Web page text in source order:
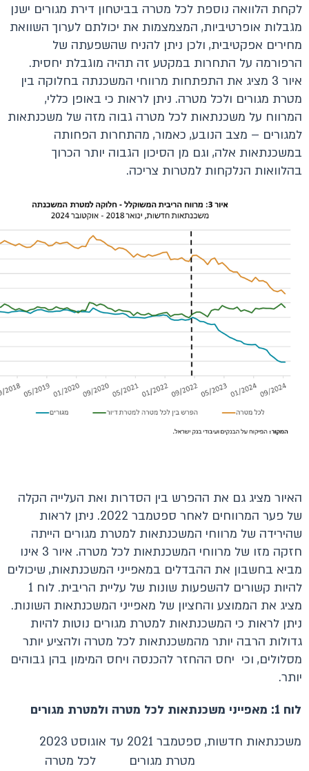
לקחת הלוואה נוספת לכל מטרה בביטחון דירת מגורים ישנן
מגבלות אופרטיביות, המצמצמות את יכולתם לערוך השוואת
מחירים אפקטיבית, ולכן ניתן להניח שהשפעתה של
הרפורמה על התחרות במקטע זה תהיה מוגבלת יחסית.
איור 3 מציג את התפתחות מרווחי המשכנתה בחלוקה בין
מטרת מגורים ולכל מטרה. ניתן לראות כי באופן כללי,
המרווח על משכנתאות לכל מטרה גבוה מזה של משכנתאות
למגורים – מצב הנובע, כאמור, מהתחרות הפחותה
במשכנתאות אלה, וגם מן הסיכון הגבוה יותר הכרוך
בהלוואות הנלקחות למטרות צריכה.
האיור מציג גם את ההפרש בין הסדרות ואת העלייה הקלה
של פער המרווחים לאחר ספטמבר 2022. ניתן לראות
שהירידה של מרווחי המשכנתאות למטרת מגורים הייתה
חזקה מזו של מרווחי המשכנתאות לכל מטרה. איור 3 אינו
מביא בחשבון את ההבדלים במאפייני המשכנתאות, שיכולים
להיות קשורים להשפעות שונות של עליית הריבית. לוח 1
מציג את הממוצע והחציון של מאפייני המשכנתאות השונות.
ניתן לראות כי המשכנתאות למטרת מגורים נוטות להיות
גדולות הרבה יותר מהמשכנתאות לכל מטרה ולהציע יותר
מסלולים, וכי יחס ההחזר להכנסה ויחס המימון בהן גבוהים
יותר.
לוח 1: מאפייני משכנתאות לכל מטרה ולמטרת מגורים
משכנתאות חדשות, ספטמבר 2021 עד אוגוסט 2023
מטרת מגורים
לכל מטרה